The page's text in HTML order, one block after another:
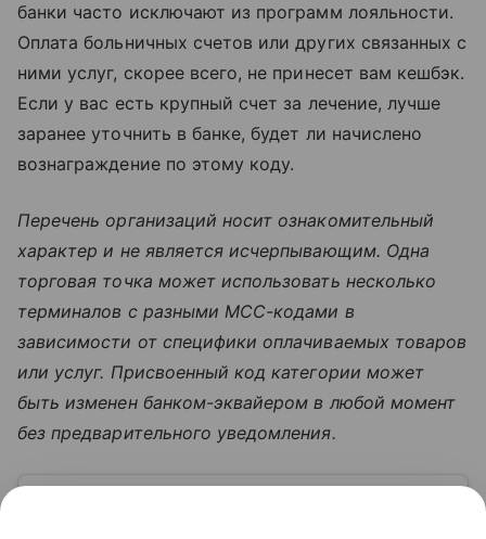
банки часто исключают из программ лояльности.
Оплата больничных счетов или других связанных с
ними услуг, скорее всего, не принесет вам кешбэк.
Если у вас есть крупный счет за лечение, лучше
заранее уточнить в банке, будет ли начислено
вознаграждение по этому коду.
Перечень организаций носит ознакомительный
характер и не является исчерпывающим. Одна
торговая точка может использовать несколько
терминалов с разными MCC-кодами в
зависимости от специфики оплачиваемых товаров
или услуг. Присвоенный код категории может
быть изменен банком-эквайером в любой момент
без предварительного уведомления.